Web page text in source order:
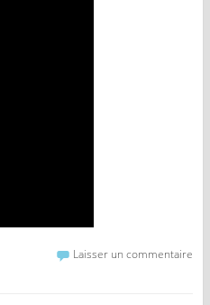
Laisser un commentaire